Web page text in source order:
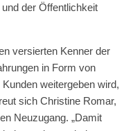
der Öffentlichkeit
versierten Kenner der
in Form von
weitergeben wird,
sich Christine Romar,
Neuzugang. „Damit